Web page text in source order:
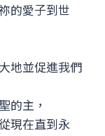
的愛子到世
地並促進我們
的主，
現在直到永